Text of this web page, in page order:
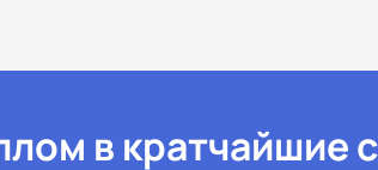
в кратчайшие